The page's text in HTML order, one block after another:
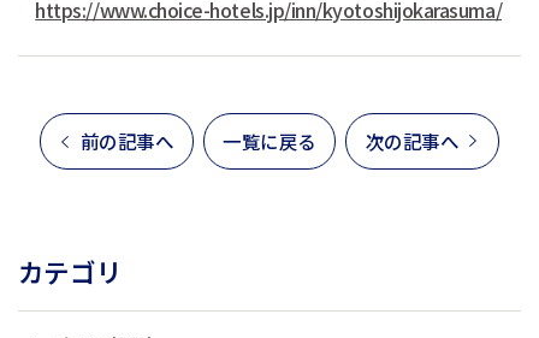
https://www.choice-hotels.jp/inn/kyotoshijokarasuma/
前の記事へ 一覧に戻る 次の記事へ
カテゴリ